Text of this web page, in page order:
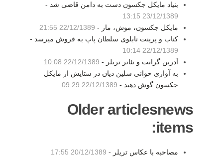
بنیاد مایکل جکسون دست به دامن قاضی شد -
23/12/1389 13:15
مایکل جکسون، موش، مار - 22/12/1389 21:55
کتاب و پرینت تابلوی سلطان پاپ به فروش میرسد -
22/12/1389 10:14
آدرین گرانت و تئاتر تریلر - 22/12/1389 10:08
به آوازی خوانی سلین دیان در ستایش از مایکل
جکسون گوش دهید - 22/12/1389 09:29
Older articlesnews
items:
مصاحبه با عکاس تریلر - 20/12/1389 17:55